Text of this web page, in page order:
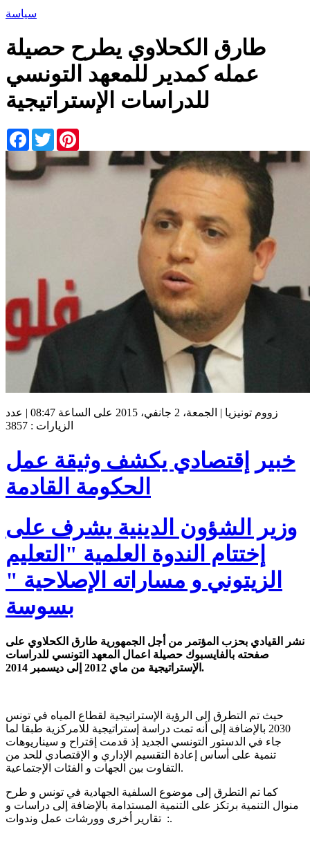
سياسة
طارق الكحلاوي يطرح حصيلة
عمله كمدير للمعهد التونسي
للدراسات الإستراتيجية
Facebook
Twitter
زووم تونيزيا | الجمعة، 2 جانفي، 2015 على الساعة 08:47 | عدد
الزيارات : 3857
خبير إقتصادي يكشف وثيقة عمل
الحكومة القادمة
وزير الشؤون الدينية يشرف على
إختتام الندوة العلمية "التعليم
الزيتوني و مساراته الإصلاحية "
بسوسة
نشر القيادي بحزب المؤتمر من أجل الجمهورية طارق الكحلاوي على
صفحته بالفايسبوك حصيلة اعمال المعهد التونسي للدراسات
الإستراتيجية من ماي 2012 إلى ديسمبر 2014.
حيث تم التطرق إلى الرؤية الإستراتيجية لقطاع المياه في تونس
2030 بالإضافة إلى أنه تمت دراسة إستراتيجية للامركزية طبقا لما
جاء في الدستور التونسي الجديد إذ قدمت إقتراح و سيناريوهات
تنمية على أساس إعادة التقسيم الإداري و الإقتصادي للحد من
التفاوت بين الجهات و الفئات الإجتماعية.
كما تم التطرق إلى موضوع السلفية الجهادية في تونس و طرح
منوال التنمية برتكز على التنمية المستدامة بالإضافة إلى دراسات و
تقارير أخرى وورشات عمل وندوات :.